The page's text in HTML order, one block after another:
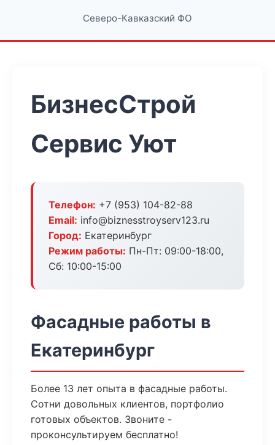
Северо-Кавказский ФО
БизнесСтрой
Сервис Уют
Телефон: +7 (953) 104-82-88
Email: info@biznesstroyserv123.ru
Город: Екатеринбург
Режим работы: Пн-Пт: 09:00-18:00,
Сб: 10:00-15:00
Фасадные работы в
Екатеринбург
Более 13 лет опыта в фасадные работы.
Сотни довольных клиентов, портфолио
готовых объектов. Звоните -
проконсультируем бесплатно!